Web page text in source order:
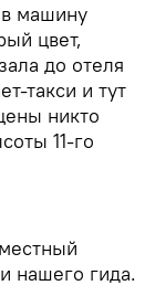
в машину
цвет,
до отеля
такси и тут
никто
11-го
нашего гида.